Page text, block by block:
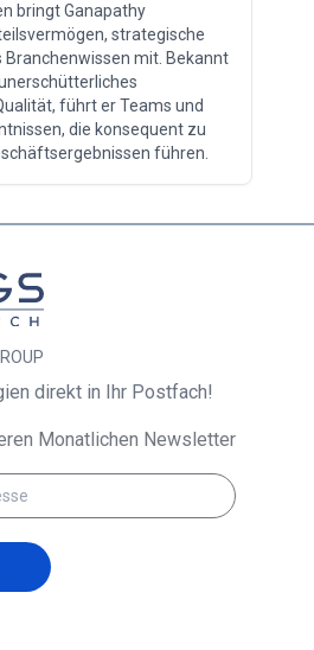
bringt Ganapathy
strategische
Branchenwissen mit. Bekannt
führt er Teams und
die konsequent zu
führen.
direkt in Ihr Postfach!
Monatlichen Newsletter